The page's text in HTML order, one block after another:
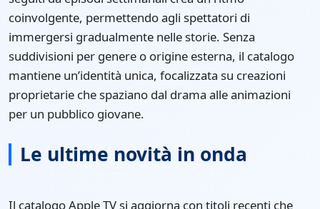
coinvolgente, permettendo agli spettatori di
immergersi gradualmente nelle storie. Senza
suddivisioni per genere o origine esterna, il catalogo
mantiene un’identità unica, focalizzata su creazioni
proprietarie che spaziano dal drama alle animazioni
per un pubblico giovane.
Le ultime novità in onda
Il catalogo Apple TV si aggiorna con titoli recenti che